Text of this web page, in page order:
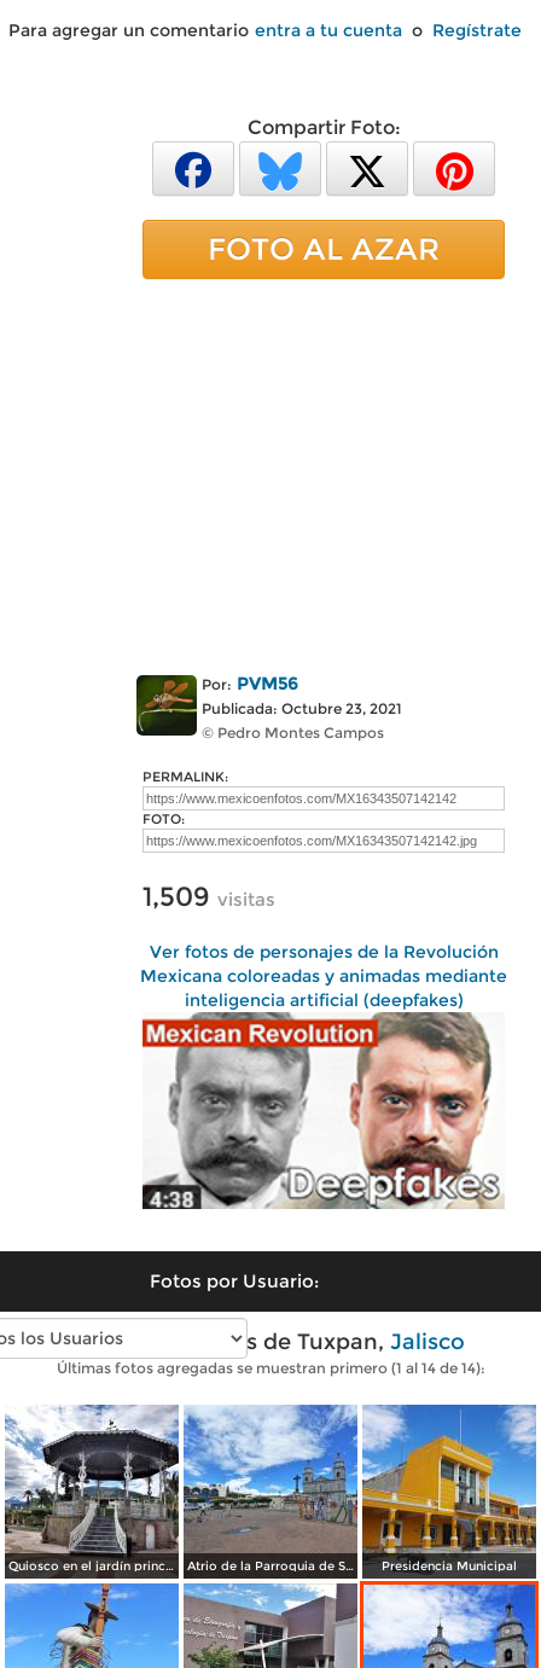
Para agregar un comentario entra a tu cuenta o Regístrate
Compartir Foto:
FOTO AL AZAR
Por: PVM56
Publicada: Octubre 23, 2021
© Pedro Montes Campos
PERMALINK:
FOTO:
1,509 visitas
Ver fotos de personajes de la Revolución
Mexicana coloreadas y animadas mediante
inteligencia artificial (deepfakes)
Fotos por Usuario:
Fotos modernas de Tuxpan, Jalisco
Últimas fotos agregadas se muestran primero (1 al 14 de 14):
Quiosco en el jardín principal Atrio de la Parroquia de San Juan Bautista Presidencia Municipal